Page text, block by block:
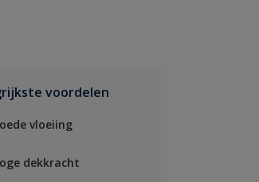
voordelen
vloeiing
dekkracht